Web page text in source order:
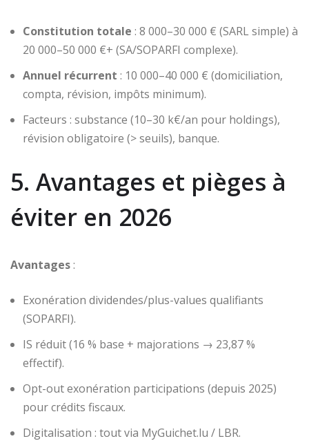
Constitution totale : 8 000–30 000 € (SARL simple) à
20 000–50 000 €+ (SA/SOPARFI complexe).
Annuel récurrent : 10 000–40 000 € (domiciliation,
compta, révision, impôts minimum).
Facteurs : substance (10–30 k€/an pour holdings),
révision obligatoire (> seuils), banque.
5. Avantages et pièges à
éviter en 2026
Avantages:
Exonération dividendes/plus-values qualifiants
(SOPARFI).
IS réduit (16 % base + majorations → 23,87 %
effectif).
Opt-out exonération participations (depuis 2025)
pour crédits fiscaux.
Digitalisation : tout via MyGuichet.lu / LBR.